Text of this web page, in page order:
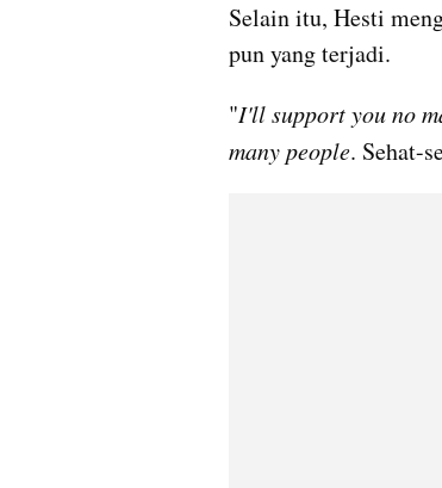
Selain itu, Hesti
pun yang terjadi.
"I'll support you no
many people. Sehat-